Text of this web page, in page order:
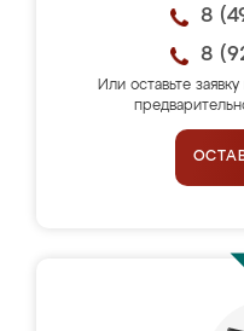
8
8
Или оставьте